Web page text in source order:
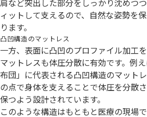
肩など突出した部分をしっかり沈めつ
ィットして支えるので、自然な姿勢を
ります。
凸凹構造のマットレス
一方、表面に凸凹のプロファイル加工
マットレスも体圧分散に有効です。例
布団」に代表される凸凹構造のマット
の点で身体を支えることで体圧を分散
保つよう設計されています。
このような構造はもともと医療の現場